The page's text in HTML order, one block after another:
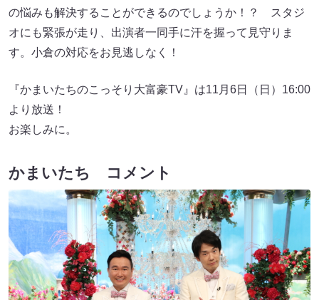
の悩みも解決することができるのでしょうか！？ スタジ
オにも緊張が走り、出演者一同手に汗を握って見守りま
す。小倉の対応をお見逃しなく！
『かまいたちのこっそり大富豪TV』は11月6日（日）16:00
より放送！
お楽しみに。
かまいたち コメント